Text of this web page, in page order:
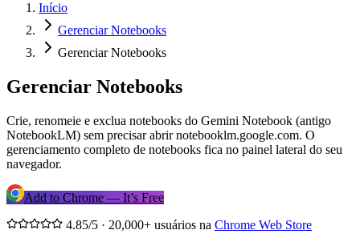
Início
Gerenciar Notebooks
Gerenciar Notebooks
Gerenciar Notebooks
Crie, renomeie e exclua notebooks do Gemini Notebook (antigo
NotebookLM) sem precisar abrir notebooklm.google.com. O
gerenciamento completo de notebooks fica no painel lateral do seu
navegador.
Add to Chrome — It’s Free
4.85/5 · 20,000+ usuários na Chrome Web Store